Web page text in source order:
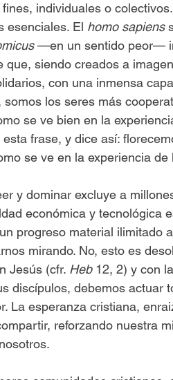
individuales o
esenciales. El homo sapiens
—en un sentido peor—
que, siendo creados a
con una inmensa
los seres más
se ve bien en la
frase, y dice así:
se ve en la experiencia de
y dominar excluye a
económica y tecnológica
progreso material ilimitado
mirando. No, esto es
Jesús (cfr. Heb 12, 2) y con
discípulos, debemos actuar
La esperanza cristiana,
reforzando nuestra